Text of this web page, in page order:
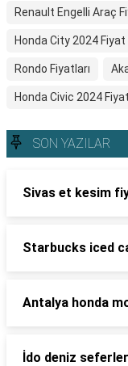
Renault Engelli Araç
Honda City 2024
Rondo Fiyatları
Honda Civic 2024 Fiyat
SON YAZILAR
Sivas et kesim
Starbucks iced
Antalya honda
İdo deniz